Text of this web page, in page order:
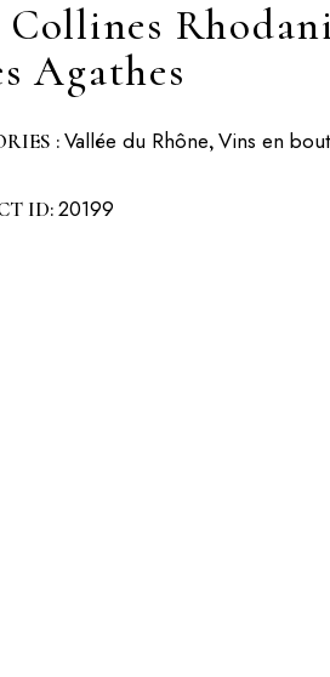
Agathes
:Vallée du Rhône,Vins en
ID:20199